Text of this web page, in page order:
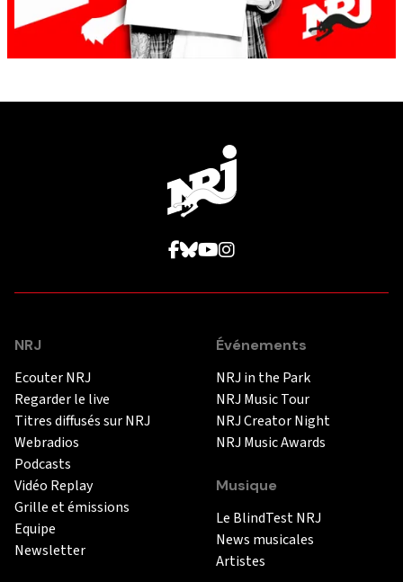
NRJ
Ecouter NRJ
Regarder le live
Titres diffusés sur NRJ
Webradios
Podcasts
Vidéo Replay
Grille et émissions
Equipe
Newsletter
Événements
NRJ in the Park
NRJ Music Tour
NRJ Creator Night
NRJ Music Awards
Musique
Le BlindTest NRJ
News musicales
Artistes